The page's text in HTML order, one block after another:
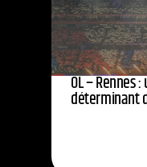
OL – Rennes
déterminant